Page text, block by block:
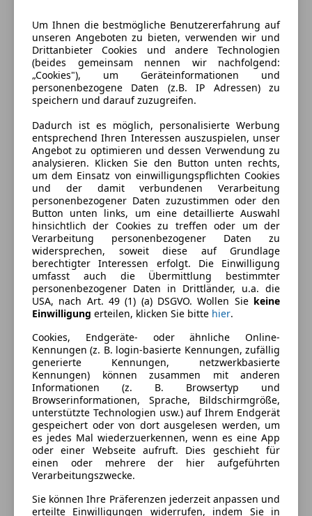
Energieverbrauch
Kraftstoff Benzin
Ausstattung
Komfort
Armlehne
Beheizbares Lenkrad
Einparkhilfe
Einparkhilfe Rückfahrkamera
Einparkhilfe Sensoren hinten
Elektrische Sitze
Lederausstattung
Lederlenkrad
Navigationssystem
Schlüssellose Zentralverriegelung
Sitzbelüftung
Mehr anzeigen
Farbe und Innenausstattung
Außenfarbe
Grau
Lackierung
Metallic
Farbe der
Innenausstattung
Sonstige
Innenausstattung Vollleder
Fahrzeugbeschreibung
Um Ihnen die bestmögliche Benutzererfahrung auf
unseren Angeboten zu bieten, verwenden wir und
Drittanbieter Cookies und andere Technologien
(beides gemeinsam nennen wir nachfolgend:
„Cookies"), um Geräteinformationen und
personenbezogene Daten (z.B. IP Adressen) zu
speichern und darauf zuzugreifen.
Dadurch ist es möglich, personalisierte Werbung
entsprechend Ihren Interessen auszuspielen, unser
Angebot zu optimieren und dessen Verwendung zu
analysieren. Klicken Sie den Button unten rechts,
um dem Einsatz von einwilligungspflichten Cookies
und der damit verbundenen Verarbeitung
personenbezogener Daten zuzustimmen oder den
Button unten links, um eine detaillierte Auswahl
hinsichtlich der Cookies zu treffen oder um der
Verarbeitung personenbezogener Daten zu
widersprechen, soweit diese auf Grundlage
berechtigter Interessen erfolgt. Die Einwilligung
umfasst auch die Übermittlung bestimmter
personenbezogener Daten in Drittländer, u.a. die
USA, nach Art. 49 (1) (a) DSGVO. Wollen Sie keine
Einwilligung erteilen, klicken Sie bitte hier.
Cookies, Endgeräte- oder ähnliche Online-
Kennungen (z. B. login-basierte Kennungen, zufällig
generierte Kennungen, netzwerkbasierte
Kennungen) können zusammen mit anderen
Informationen (z. B. Browsertyp und
Browserinformationen, Sprache, Bildschirmgröße,
unterstützte Technologien usw.) auf Ihrem Endgerät
gespeichert oder von dort ausgelesen werden, um
es jedes Mal wiederzuerkennen, wenn es eine App
oder einer Webseite aufruft. Dies geschieht für
einen oder mehrere der hier aufgeführten
Verarbeitungszwecke.
Sie können Ihre Präferenzen jederzeit anpassen und
erteilte Einwilligungen widerrufen, indem Sie in